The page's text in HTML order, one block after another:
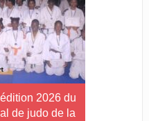
2026 du
de judo de la